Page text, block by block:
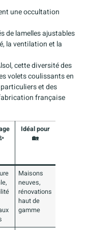
une occultation
de lamelles ajustables
la ventilation et la
cette diversité des
volets coulissants en
et des
française
Idéal pour
🏡
Maisons
neuves,
rénovations
haut de
gamme